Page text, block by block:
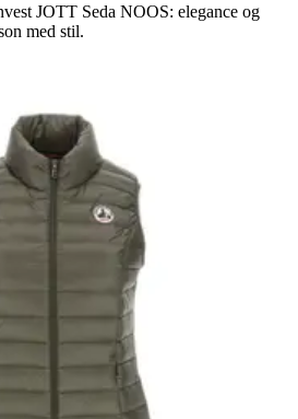
JOTT Seda NOOS: elegance og
med stil.